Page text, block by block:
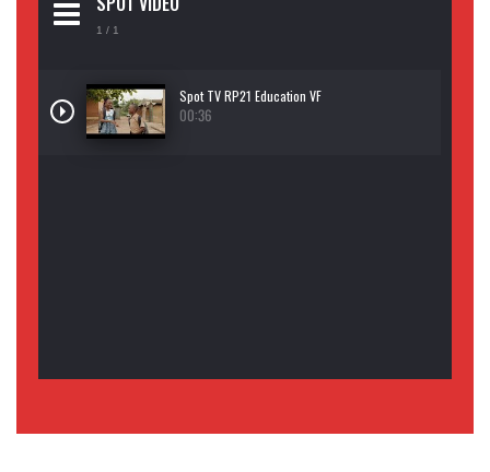
1 / 1
Spot TV RP21 Education VF
00:36